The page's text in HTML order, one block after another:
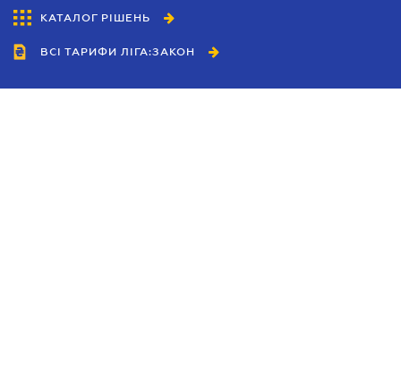
КАТАЛОГ РІШЕНЬ
ВСІ ТАРИФИ ЛІГА:ЗАКОН